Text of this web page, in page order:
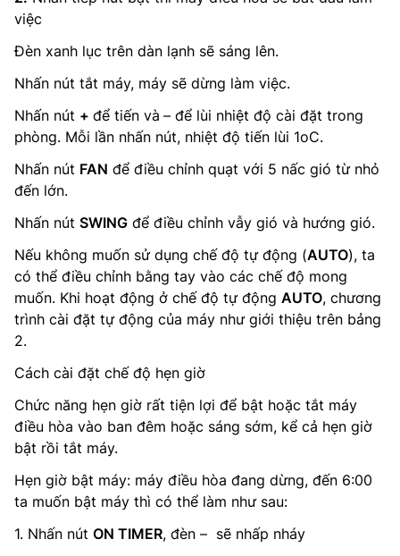
việc
Đèn xanh lục trên dàn lạnh sẽ sáng lên.
Nhấn nút tắt máy, máy sẽ dừng làm việc.
Nhấn nút + để tiến và – để lùi nhiệt độ cài đặt trong
phòng. Mỗi lần nhấn nút, nhiệt độ tiến lùi 1oC.
Nhấn nút FAN để điều chỉnh quạt với 5 nấc gió từ nhỏ
đến lớn.
Nhấn nút SWING để điều chỉnh vẫy gió và hướng gió.
Nếu không muốn sử dụng chế độ tự động (AUTO), ta
có thể điều chỉnh bằng tay vào các chế độ mong
muốn. Khi hoạt động ở chế độ tự động AUTO, chương
trình cài đặt tự động của máy như giới thiệu trên bảng
2.
Cách cài đặt chế độ hẹn giờ
Chức năng hẹn giờ rất tiện lợi để bật hoặc tắt máy
điều hòa vào ban đêm hoặc sáng sớm, kể cả hẹn giờ
bật rồi tắt máy.
Hẹn giờ bật máy: máy điều hòa đang dừng, đến 6:00
ta muốn bật máy thì có thể làm như sau:
1. Nhấn nút ON TIMER, đèn – ‌ sẽ nhấp nháy